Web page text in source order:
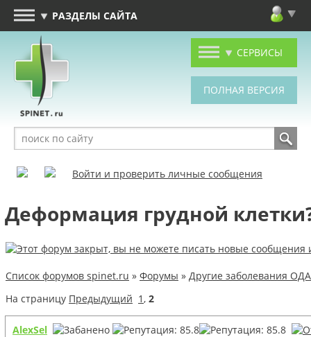
РАЗДЕЛЫ САЙТА
СЕРВИСЫ
Войти и проверить личные сообщения
Деформация грудной
Список форумов spinet.ru » Форумы » Другие заболевания ОДА
На страницу Предыдущий 1 , 2
AlexSel